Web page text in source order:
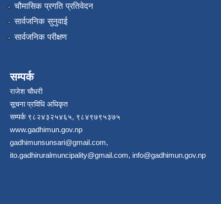
चौमासिक प्रगति प्रतिवेदन
सार्वजनिक सुनुवाई
सार्वजनिक परीक्षण
सम्पर्क
राजेश चौधरी
सूचना प्रविधि अधिकृत
सम्पर्क ९८२४३२५४६५, ९८४९७९५३७५
www.gadhimun.gov.np
gadhimunsunsari@gmail.com,
ito.gadhiruralmuncipality@gmail.com, info@gadhimun.gov.np